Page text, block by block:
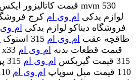
لوازم یدکی ام وی ام کرج
فروشگاه دیناکو لوازم یدکی ام
هیدرولیک x33 طاقچه عقب ام وی ام
110 لوازم استوک mvm x33 قیمت قطعات بدنه ام وی ام
315 قیمت گیربکس
ام وی ام
110 قیمت میل سوپاپ
ام وی ام